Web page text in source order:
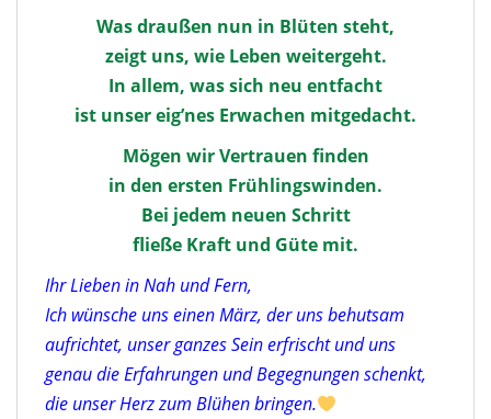
Was draußen nun in Blüten steht,
zeigt uns, wie Leben weitergeht.
In allem, was sich neu entfacht
ist unser eig’nes Erwachen mitgedacht.
Mögen wir Vertrauen finden
in den ersten Frühlingswinden.
Bei jedem neuen Schritt
fließe Kraft und Güte mit.
Ihr Lieben in Nah und Fern,
Ich wünsche uns einen März, der uns behutsam
aufrichtet, unser ganzes Sein erfrischt und uns
genau die Erfahrungen und Begegnungen schenkt,
die unser Herz zum Blühen bringen.